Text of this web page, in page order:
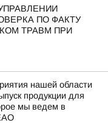
ПО ФАКТУ
ТРАВМ ПРИ
нашей области
продукции для
мы ведем в